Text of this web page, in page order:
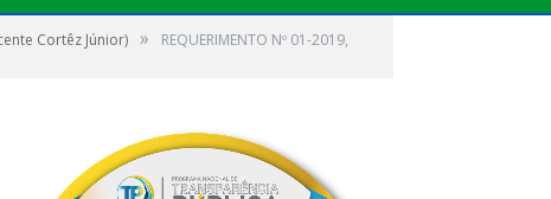
Cortêz Júnior) » REQUERIMENTO Nº 01-2019,